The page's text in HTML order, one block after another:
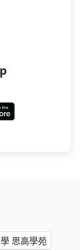
思高學苑